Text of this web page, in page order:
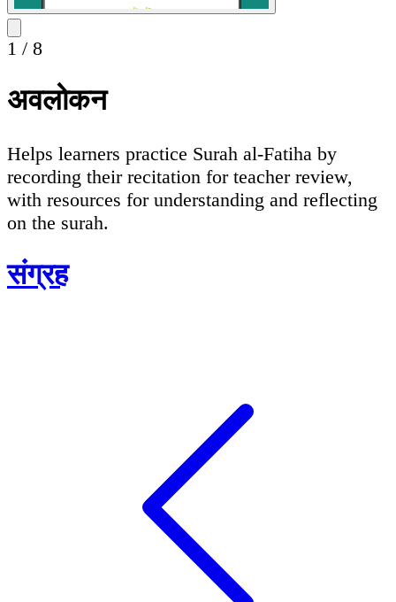
1 / 8
अवलोकन
Helps learners practice Surah al-Fatiha by
recording their recitation for teacher review,
with resources for understanding and reflecting
on the surah.
संग्रह